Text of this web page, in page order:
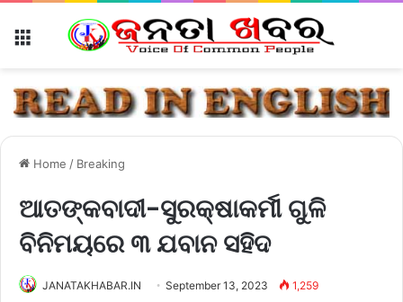
Home / Breaking
ଆତଙ୍କବାଦୀ-ସୁରକ୍ଷାକର୍ମୀ ଗୁଳି
ବିନିମୟରେ ୩ ଯବାନ ସହିଦ
JANATAKHABAR.IN September 13, 2023 1,259